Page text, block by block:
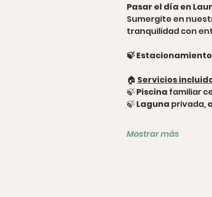
Pasar el día en
Sumergite en
tranquilidad con
🍃
🏠 Servicios
🍃 Piscina familiar
🍃 Laguna privada,
Mostrar más